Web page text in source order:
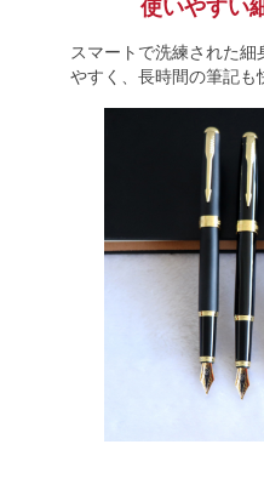
使いやすい
スマートで洗練された
やすく、長時間の筆記も